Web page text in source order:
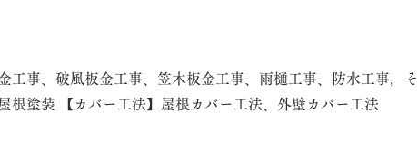
工事、破風板金工事、笠木板金工事、雨樋工事、防水工事，そ
根塗装 【カバー工法】屋根カバー工法、外壁カバー工法